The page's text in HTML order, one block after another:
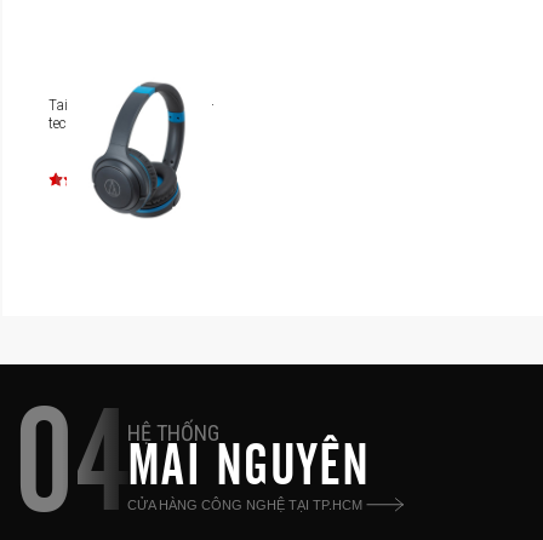
Tai nghe Bluetooth Audio-
technica ATH-S200BT
04HỆ THỐNG
MAI NGUYÊN
CỬA HÀNG CÔNG NGHỆ TẠI TP.HCM